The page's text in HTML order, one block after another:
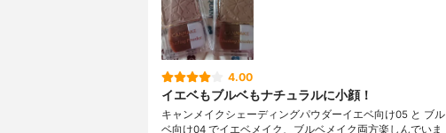
4.00
イエベもブルベもナチュラルに小顔！
キャンメイクシェーディングパウダーイエベ向け05 と ブル
ベ向け04 でイエベメイク、ブルベメイク両方楽しんでいま